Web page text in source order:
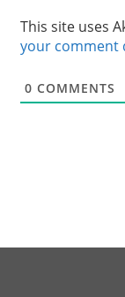
This site uses
your comment
0 COMMENTS